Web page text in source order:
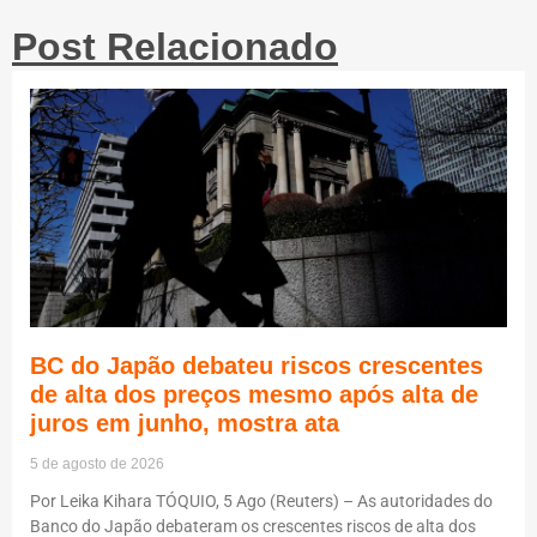
Post Relacionado
BC do Japão debateu riscos crescentes
de alta dos preços mesmo após alta de
juros em junho, mostra ata
5 de agosto de 2026
Por Leika Kihara TÓQUIO, 5 Ago (Reuters) – As autoridades do
Banco do Japão debateram os crescentes riscos de alta dos